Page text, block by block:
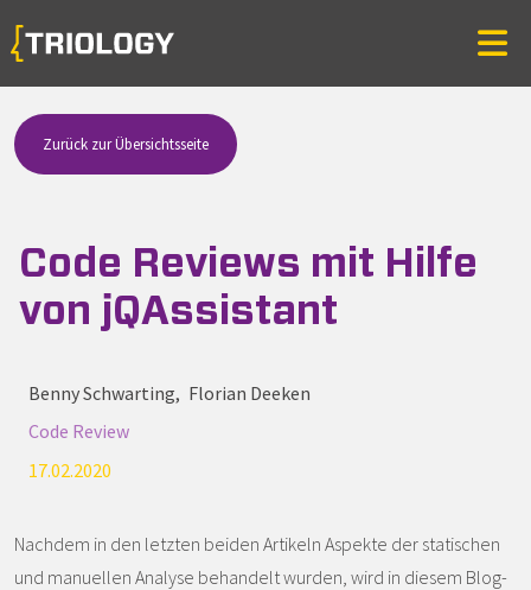
Zurück zur Übersichtsseite
Code Reviews mit Hilfe
von jQAssistant
Autoren
Benny Schwarting
Florian Deeken
Kategorie
Code Review
Publiziert
17.02.2020
Nachdem in den letzten beiden Artikeln Aspekte der statischen
und manuellen Analyse behandelt wurden, wird in diesem Blog-